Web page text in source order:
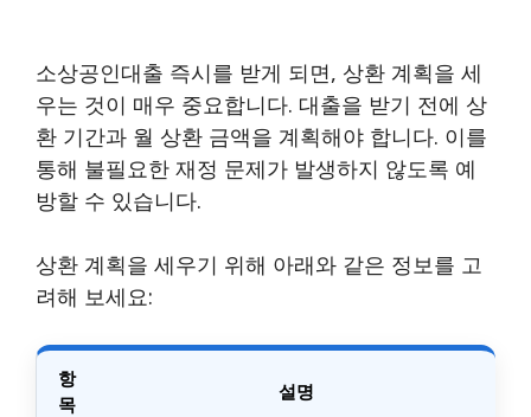
소상공인대출 즉시를 받게 되면, 상환 계획을 세
우는 것이 매우 중요합니다. 대출을 받기 전에 상
환 기간과 월 상환 금액을 계획해야 합니다. 이를
통해 불필요한 재정 문제가 발생하지 않도록 예
방할 수 있습니다.
상환 계획을 세우기 위해 아래와 같은 정보를 고
려해 보세요:
항
목
설명